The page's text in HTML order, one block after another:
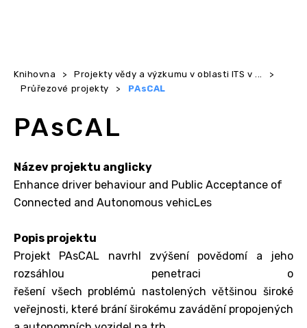
Knihovna > Projekty vědy a výzkumu v oblasti ITS v ...
>
Průřezové projekty
> PAsCAL
PAsCAL
Název projektu anglicky
Enhance driver behaviour and Public Acceptance of
Connected and Autonomous vehicLes
Popis projektu
Projekt PAsCAL navrhl zvýšení povědomí a jeho
rozsáhlou penetraci o
řešení všech problémů nastolených většinou široké
veřejnosti, které brání širokému zavádění propojených